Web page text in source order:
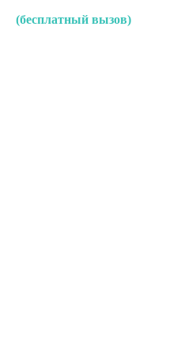
(бесплатный вызов)